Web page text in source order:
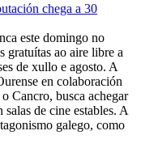
chega a 30
este domingo no
gratuítas ao aire libre a
de xullo e agosto. A
en colaboración
Cancro, busca achegar
de cine estables. A
galego, como